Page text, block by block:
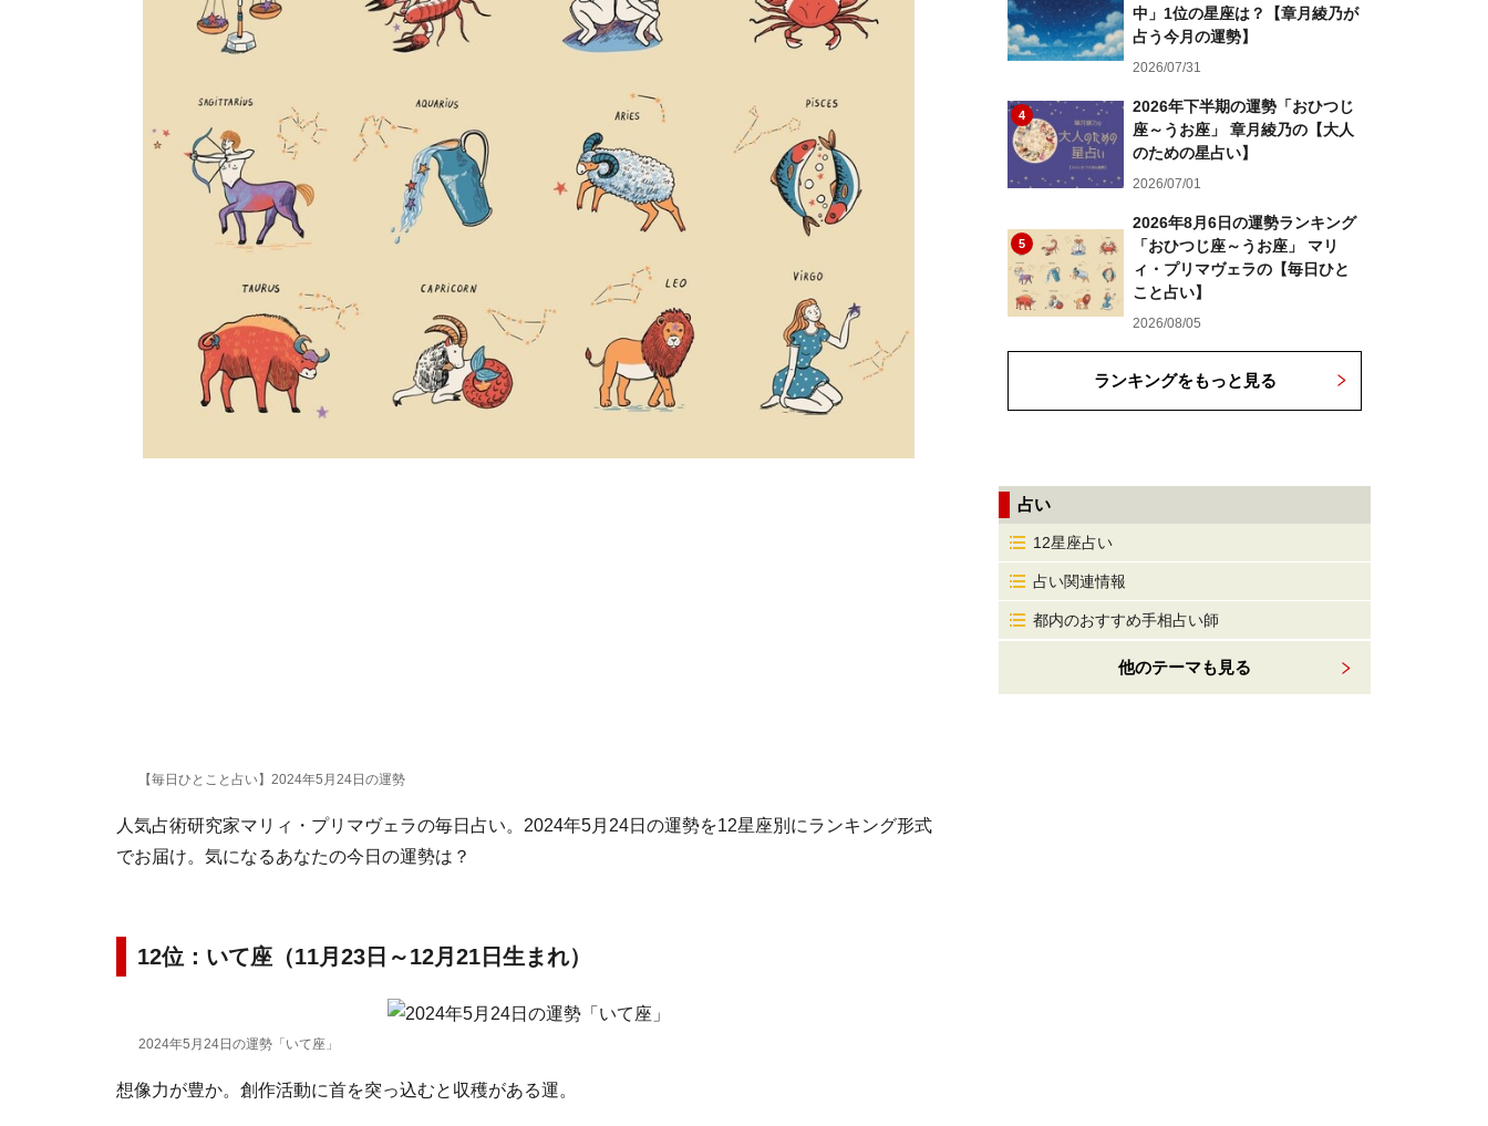
【毎日ひとこと占い】2024年5月24日の運勢
人気占術研究家マリィ・プリマヴェラの毎日占い。2024年5月24日の運勢を12星座別にランキング形式
でお届け。気になるあなたの今日の運勢は？
12位：いて座（11月23日～12月21日生まれ）
2024年5月24日の運勢「いて座」
想像力が豊か。創作活動に首を突っ込むと収穫がある運。
中」1位の星座は？【章月綾乃が
占う今月の運勢】
2026/07/31
4
2026年下半期の運勢「おひつじ
座～うお座」 章月綾乃の【大人
のための星占い】
2026/07/01
5
2026年8月6日の運勢ランキング
「おひつじ座～うお座」 マリ
ィ・プリマヴェラの【毎日ひと
こと占い】
2026/08/05
ランキングをもっと見る
占い
12星座占い
占い関連情報
都内のおすすめ手相占い師
他のテーマも見る